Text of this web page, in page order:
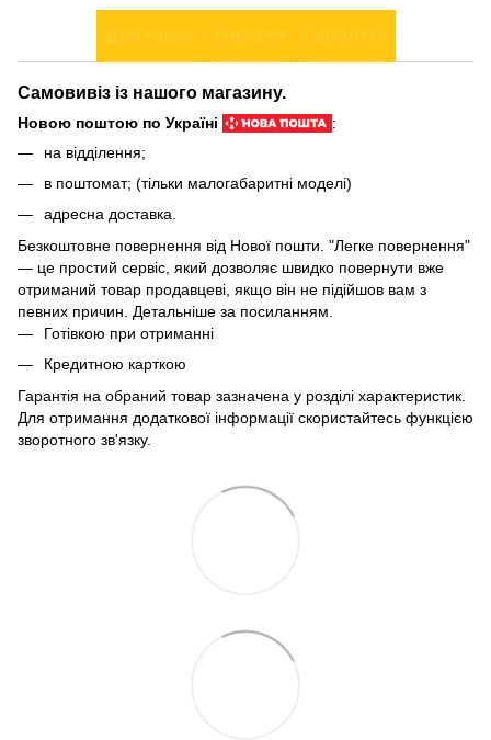
Самовивіз із нашого магазину.
Новою поштою по Україні
:
на відділення;
в поштомат; (тільки малогабаритні моделі)
адресна доставка.
Безкоштовне повернення від Нової пошти. "Легке повернення"
— це простий сервіс, який дозволяє швидко повернути вже
отриманий товар продавцеві, якщо він не підійшов вам з
певних причин. Детальніше за посиланням
Готівкою при отриманні
Кредитною карткою
Гарантія на обраний товар зазначена у розділі характеристик.
Для отримання додаткової інформації скористайтесь функцією
зворотного зв'язку.